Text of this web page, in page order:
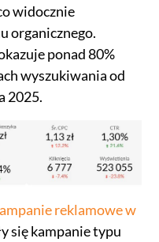
widocznie
organicznego.
ponad 80%
wyszukiwania od
2025.
reklamowe w
się kampanie typu